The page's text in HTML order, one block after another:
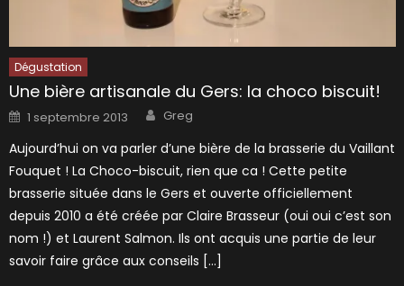
Dégustation
Une bière artisanale du Gers: la choco biscuit!
Posted
on
1 septembre 2013 Author
Greg
Aujourd’hui on va parler d’une bière de la brasserie du Vaillant
Fouquet ! La Choco-biscuit, rien que ca ! Cette petite
brasserie située dans le Gers et ouverte officiellement
depuis 2010 a été créée par Claire Brasseur (oui oui c’est son
nom !) et Laurent Salmon. Ils ont acquis une partie de leur
savoir faire grâce aux conseils […]